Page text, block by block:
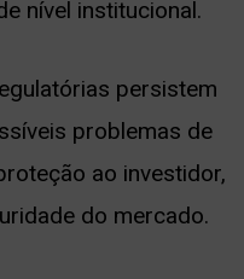
nível institucional.
persistem
problemas de
ao investidor,
do mercado.